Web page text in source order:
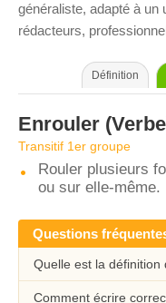
généraliste, adapté à un
rédacteurs,
Définition
Enrouler
Transitif 1er groupe
Rouler plusieurs
ou sur elle-même.
Questions
Quelle est la
Comment écrire